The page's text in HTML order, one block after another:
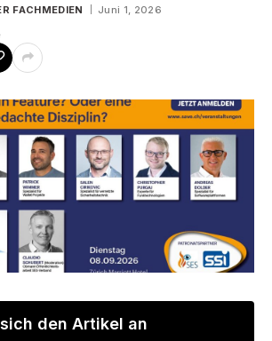
FACHMEDIEN
Juni 1, 2026
den Artikel an